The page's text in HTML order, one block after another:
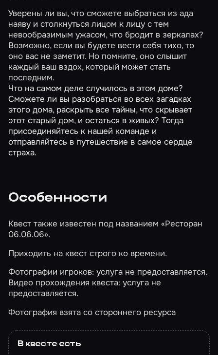
Уверены ли вы, что сможете выбраться из ада
наяву и столкнуться лицом к лицу с тем
невообразимым ужасом, что бродит в зеркалах?
Возможно, если вы будете вести себя тихо, то
оно вас не заметит. Но помните, оно слышит
каждый ваш вздох, который может стать
последним.
Что на самом деле случилось в этом доме?
Сможете ли вы разобраться во всех загадках
этого дома, раскрыть все тайны, что скрывает
этот старый дом, и остаться в живых? Тогда
присоединяйтесь к нашей команде и
отправляйтесь в путешествие в самое сердце
страха.
Особенности
Квест также известен под названием «Ресторан
06.06.06».
Приходить на квест строго ко времени.
Фотографии игроков: услуга не предоставляется.
Видео прохождения квеста: услуга не
предоставляется.
Фотография взята со стороннего ресурса
В квесте есть